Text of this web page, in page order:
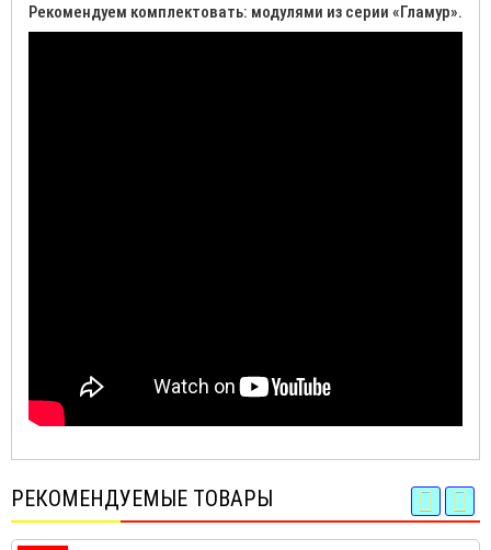
Рекомендуем комплектовать: модулями из серии «Гламур».
РЕКОМЕНДУЕМЫЕ ТОВАРЫ